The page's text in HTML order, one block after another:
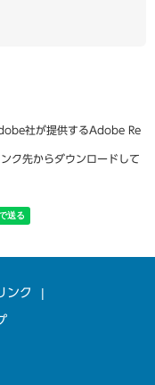
社が提供するAdobe Re
ク先からダウンロードして
ンク